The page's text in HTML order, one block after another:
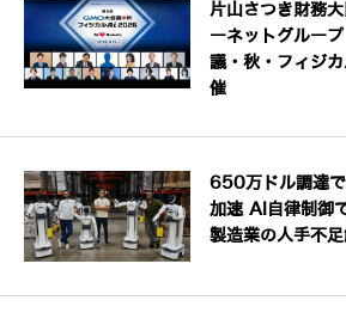
片山さつき財務
ーネットグルー
議・秋・フィジ
催
650万ドル調達
加速 AI自律制御
製造業の人手不